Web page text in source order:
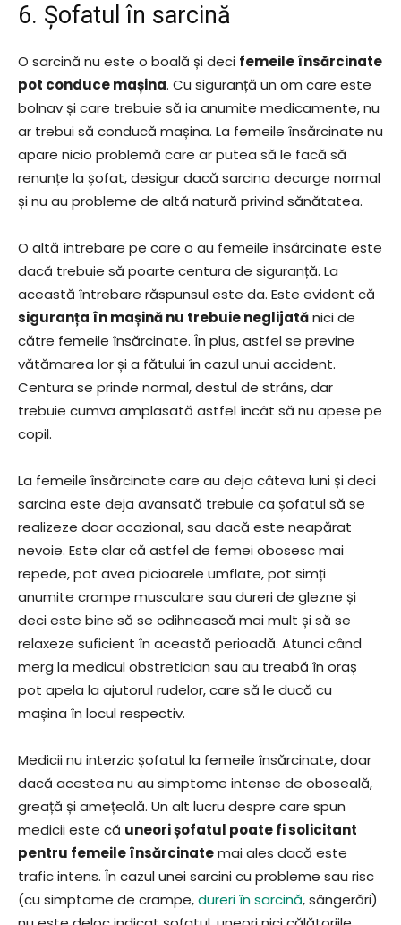
6. Șofatul în sarcină
O sarcină nu este o boală și deci femeile însărcinate
pot conduce mașina. Cu siguranță un om care este
bolnav și care trebuie să ia anumite medicamente, nu
ar trebui să conducă mașina. La femeile însărcinate nu
apare nicio problemă care ar putea să le facă să
renunțe la șofat, desigur dacă sarcina decurge normal
și nu au probleme de altă natură privind sănătatea.
O altă întrebare pe care o au femeile însărcinate este
dacă trebuie să poarte centura de siguranță. La
această întrebare răspunsul este da. Este evident că
siguranța în mașină nu trebuie neglijatănici de
către femeile însărcinate. În plus, astfel se previne
vătămarea lor și a fătului în cazul unui accident.
Centura se prinde normal, destul de strâns, dar
trebuie cumva amplasată astfel încât să nu apese pe
copil.
La femeile însărcinate care au deja câteva luni și deci
sarcina este deja avansată trebuie ca șofatul să se
realizeze doar ocazional, sau dacă este neapărat
nevoie. Este clar că astfel de femei obosesc mai
repede, pot avea picioarele umflate, pot simți
anumite crampe musculare sau dureri de glezne și
deci este bine să se odihnească mai mult și să se
relaxeze suficient în această perioadă. Atunci când
merg la medicul obstretician sau au treabă în oraș
pot apela la ajutorul rudelor, care să le ducă cu
mașina în locul respectiv.
Medicii nu interzic șofatul la femeile însărcinate, doar
dacă acestea nu au simptome intense de oboseală,
greață și amețeală. Un alt lucru despre care spun
medicii este că uneori șofatul poate fi solicitant
pentru femeile însărcinatemai ales dacă este
trafic intens. În cazul unei sarcini cu probleme sau risc
(cu simptome de crampe,dureri în sarcină, sângerări)